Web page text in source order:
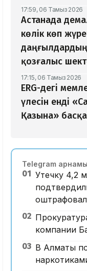
17:59, 06 Тамыз 2026
Астанада
көлік көп
даңғылдардың
қозғалыс
17:15, 06 Тамыз 2026
ERG-дегі
үлесін енді
Қазына»
Telegram
01 Утечку 4,2
02
компании
03 В Алматы